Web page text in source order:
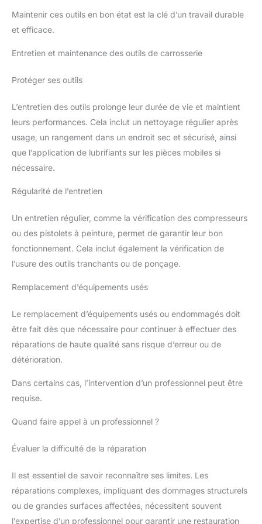
ultrasons pour éviter rayures, stries et stries. 40x40cm,
Maintenir ces outils en bon état est la clé d’un travail durable
et efficace.
Entretien et maintenance des outils de carrosserie
Protéger ses outils
L’entretien des outils prolonge leur durée de vie et maintient
leurs performances. Cela inclut un nettoyage régulier après
usage, un rangement dans un endroit sec et sécurisé, ainsi
que l’application de lubrifiants sur les pièces mobiles si
nécessaire.
Régularité de l’entretien
Un entretien régulier, comme la vérification des compresseurs
ou des pistolets à peinture, permet de garantir leur bon
fonctionnement. Cela inclut également la vérification de
l’usure des outils tranchants ou de ponçage.
Remplacement d’équipements usés
Le remplacement d’équipements usés ou endommagés doit
être fait dès que nécessaire pour continuer à effectuer des
réparations de haute qualité sans risque d’erreur ou de
détérioration.
Dans certains cas, l’intervention d’un professionnel peut être
requise.
Quand faire appel à un professionnel ?
Évaluer la difficulté de la réparation
Il est essentiel de savoir reconnaître ses limites. Les
réparations complexes, impliquant des dommages structurels
ou de grandes surfaces affectées, nécessitent souvent
l’expertise d’un professionnel pour garantir une restauration